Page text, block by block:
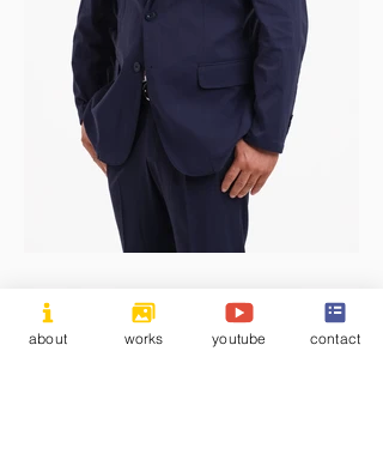
about works youtube contact